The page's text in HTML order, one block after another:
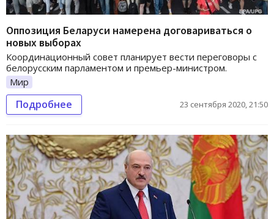
Оппозиция Беларуси намерена договариваться о
новых выборах
Координационный совет планирует вести переговоры с
белорусским парламентом и премьер-министром.
Мир
Подробнее 23 сентября 2020, 21:50